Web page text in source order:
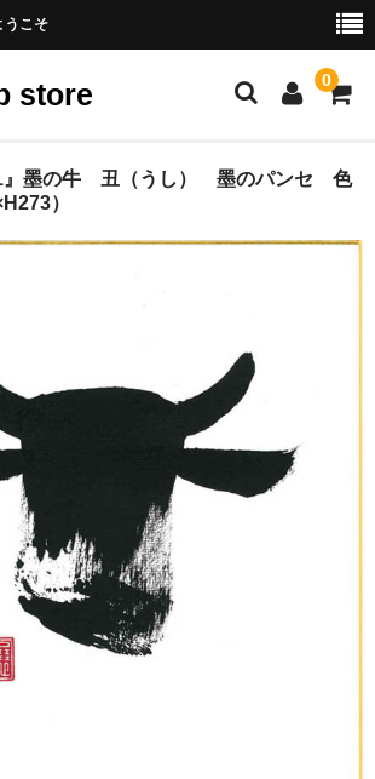
うこそ
store 0
ト
いについて
シー
』墨の牛 丑（うし） 墨のパンセ 色
）